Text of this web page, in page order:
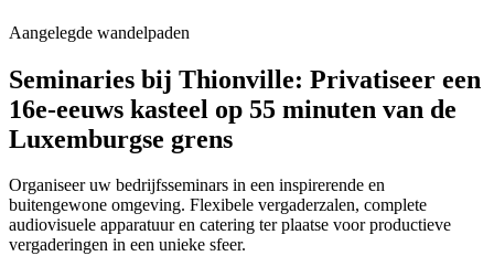
Aangelegde wandelpaden
Seminaries bij Thionville: Privatiseer een
16e-eeuws kasteel op 55 minuten van de
Luxemburgse grens
Organiseer uw bedrijfsseminars in een inspirerende en
buitengewone omgeving. Flexibele vergaderzalen, complete
audiovisuele apparatuur en catering ter plaatse voor productieve
vergaderingen in een unieke sfeer.